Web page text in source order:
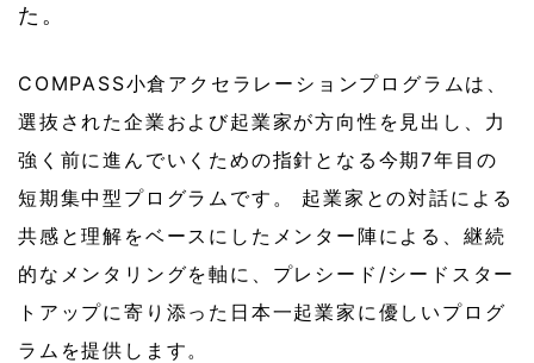
た。
COMPASS小倉アクセラレーションプログラムは、
選抜された企業および起業家が方向性を見出し、力
強く前に進んでいくための指針となる今期7年目の
短期集中型プログラムです。 起業家との対話による
共感と理解をベースにしたメンター陣による、継続
的なメンタリングを軸に、プレシード/シードスター
トアップに寄り添った日本一起業家に優しいプログ
ラムを提供します。